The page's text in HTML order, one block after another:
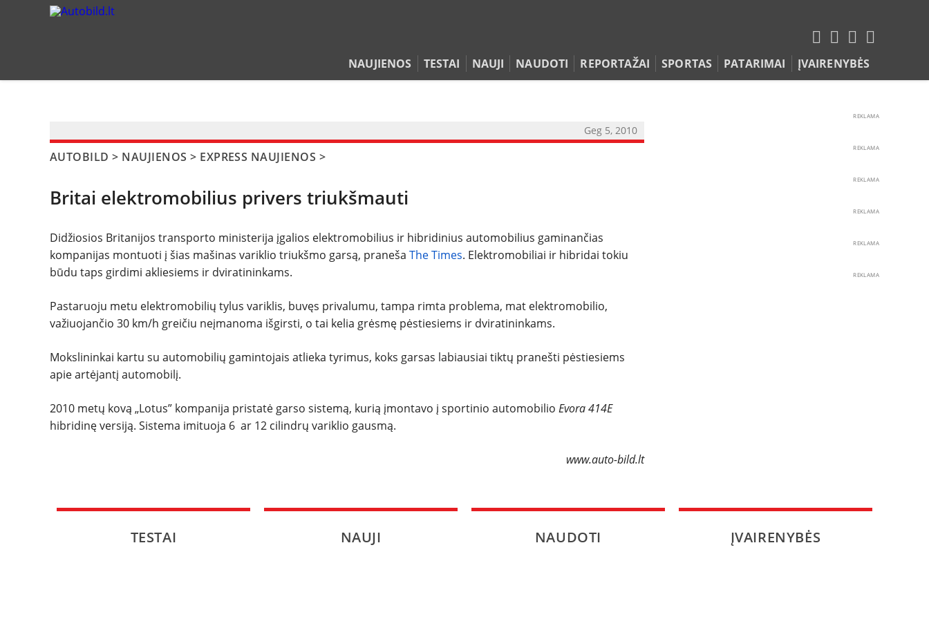
NAUJIENOS TESTAI NAUJI NAUDOTI REPORTAŽAI SPORTAS PATARIMAI ĮVAIRENYBĖS
NAUJIENOS
NAUDOTI
REPORTAŽAI
ĮVAIRENYBĖS
Geg 5, 2010
AUTOBILD > NAUJIENOS > EXPRESS NAUJIENOS >
Britai elektromobilius privers triukšmauti
Didžiosios Britanijos transporto ministerija įgalios elektromobilius ir hibridinius automobilius gaminančias
kompanijas montuoti į šias mašinas variklio triukšmo garsą, praneša The Times. Elektromobiliai ir hibridai tokiu
būdu taps girdimi akliesiems ir dviratininkams.
Pastaruoju metu elektromobilių tylus variklis, buvęs privalumu, tampa rimta problema, mat elektromobilio,
važiuojančio 30 km/h greičiu neįmanoma išgirsti, o tai kelia grėsmę pėstiesiems ir dviratininkams.
Mokslininkai kartu su automobilių gamintojais atlieka tyrimus, koks garsas labiausiai tiktų pranešti pėstiesiems
apie artėjantį automobilį.
2010 metų kovą „Lotus” kompanija pristatė garso sistemą, kurią įmontavo į sportinio automobilio Evora 414E
hibridinę versiją. Sistema imituoja 6 ar 12 cilindrų variklio gausmą.
www.auto-bild.lt
REKLAMA
REKLAMA
REKLAMA
REKLAMA
REKLAMA
REKLAMA
TESTAI NAUJI NAUDOTI ĮVAIRENYBĖS